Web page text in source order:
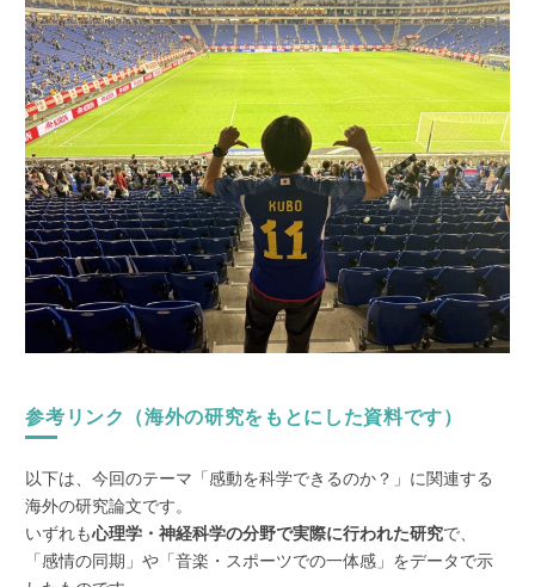
参考リンク（海外の研究をもとにした資料です）
以下は、今回のテーマ「感動を科学できるのか？」に関連する
海外の研究論文です。
いずれも心理学・神経科学の分野で実際に行われた研究で、
「感情の同期」や「音楽・スポーツでの一体感」をデータで示